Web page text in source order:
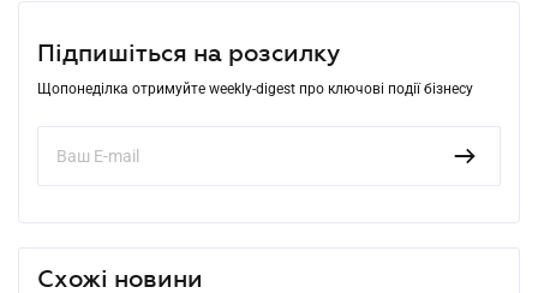
Підпишіться на розсилку
Щопонеділка отримуйте weekly-digest про ключові події бізнесу
Схожі новини